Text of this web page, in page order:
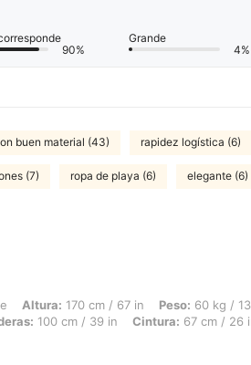
90%
Grande
4%
buen material (43) rapidez logística (6)
(7) ropa de playa (6) elegante (6)
170 cm / 67 in, Peso: 60 kg / 132 lbs, Forma
Altura: 170 cm / 67 in Peso: 60 kg /
100 cm / 39 in Cintura: 67 cm / 26